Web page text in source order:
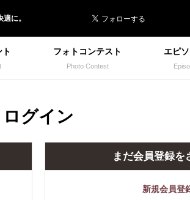
適に。
ト フォトコンテスト
Photo Contest
エピ
ログイン
まだ会員登録を
新規会員登